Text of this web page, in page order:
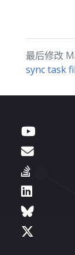
最后修改
sync task